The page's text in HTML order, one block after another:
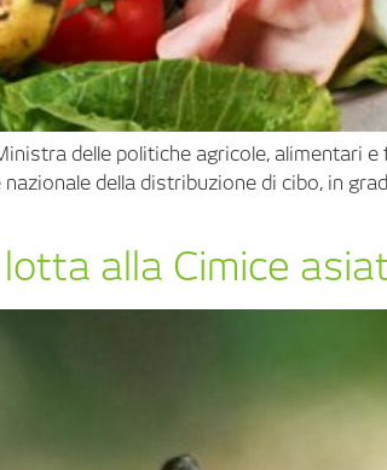
delle politiche agricole, alimentari
della distribuzione di cibo, in
alla Cimice